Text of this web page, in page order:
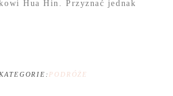
Hua Hin. Przyznać jednak
KATEGORIE: PODRÓŻE